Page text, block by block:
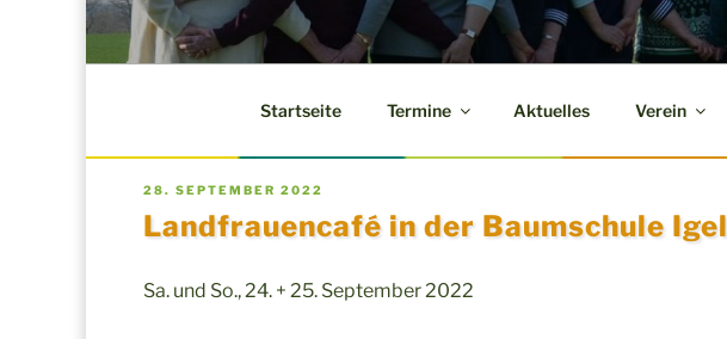
Startseite Termine Aktuelles Verein
VERÖFFENTLICHT
28. SEPTEMBER 2022
Landfrauencafé in der Baumschule Igel
Sa. und So., 24. + 25. September 2022